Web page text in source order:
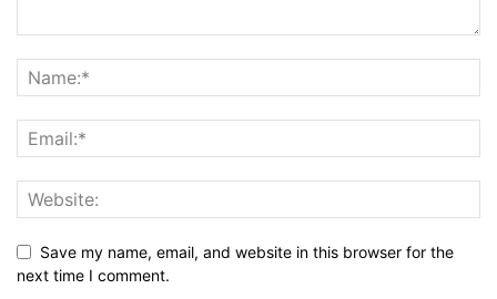
Save my name, email, and website in this browser for the
next time I comment.